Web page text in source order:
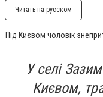
Читать на русском
Під Києвом чоловік
У селі
Києвом,